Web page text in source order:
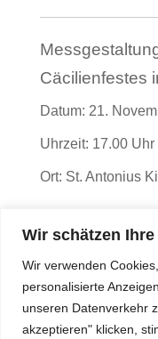
Wir schätzen
Wir verwenden
personalisierte
unseren Datenverkehr
akzeptieren" klicken,
Cäcilienfestes
Datum: 21.
Uhrzeit: 17.00 Uhr
Ort: St. Antonius
Cäcilienfestes
Datum:29.
Uhrzeit: 10.30 Uhr